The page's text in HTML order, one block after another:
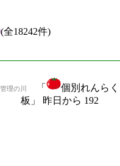
(全18242件)
管理の川 「
個別れんらく
板」 昨日から 192